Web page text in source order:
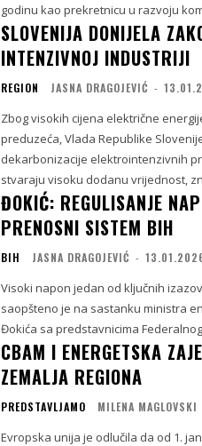
godinu kao prekretnicu u razvoju
SLOVENIJA DONIJELA
INTENZIVNOJ INDUSTRIJI
REGION JASNA DRAGOJEVIĆ -
Zbog visokih cijena električne
preduzeća, Vlada Republike
dekarbonizacije elektrointenzivnih
stvaraju visoku dodanu vrijednost,
ĐOKIĆ: REGULISANJE
PRENOSNI SISTEM BIH
BIH JASNA DRAGOJEVIĆ -
Visoki napon jedan od ključnih
saopšteno je na sastanku ministra
Đokića sa predstavnicima
CBAM I ENERGETSKA
ZEMALJA REGIONA
PREDSTAVLJAMO MILENA MAGLOVSKI
Evropska unija je odlučila da od 1.